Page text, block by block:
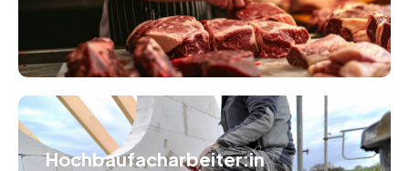
Hochbaufacharbeiter:in